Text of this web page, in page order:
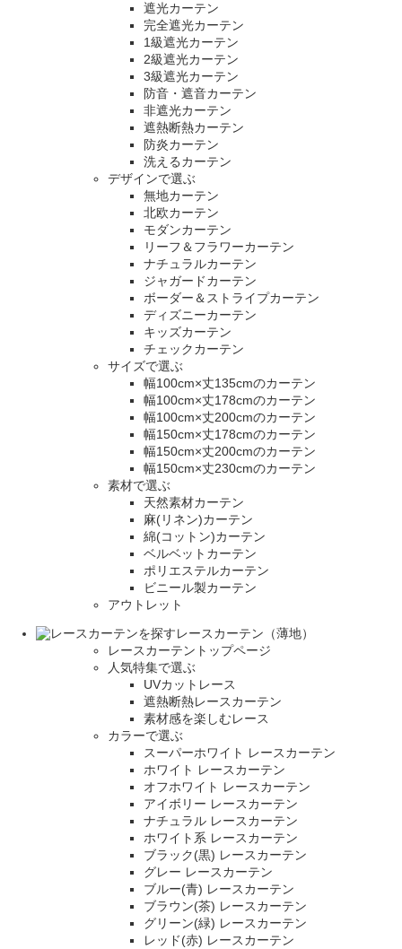
遮光カーテン
完全遮光カーテン
1級遮光カーテン
2級遮光カーテン
3級遮光カーテン
防音・遮音カーテン
非遮光カーテン
遮熱断熱カーテン
防炎カーテン
洗えるカーテン
デザインで選ぶ
無地カーテン
北欧カーテン
モダンカーテン
リーフ＆フラワーカーテン
ナチュラルカーテン
ジャガードカーテン
ボーダー＆ストライプカーテン
ディズニーカーテン
キッズカーテン
チェックカーテン
サイズで選ぶ
幅100cm×丈135cmのカーテン
幅100cm×丈178cmのカーテン
幅100cm×丈200cmのカーテン
幅150cm×丈178cmのカーテン
幅150cm×丈200cmのカーテン
幅150cm×丈230cmのカーテン
素材で選ぶ
天然素材カーテン
麻(リネン)カーテン
綿(コットン)カーテン
ベルベットカーテン
ポリエステルカーテン
ビニール製カーテン
アウトレット
レースカーテン（薄地）
レースカーテントップページ
人気特集で選ぶ
UVカットレース
遮熱断熱レースカーテン
素材感を楽しむレース
カラーで選ぶ
スーパーホワイト レースカーテン
ホワイト レースカーテン
オフホワイト レースカーテン
アイボリー レースカーテン
ナチュラル レースカーテン
ホワイト系 レースカーテン
ブラック(黒) レースカーテン
グレー レースカーテン
ブルー(青) レースカーテン
ブラウン(茶) レースカーテン
グリーン(緑) レースカーテン
レッド(赤) レースカーテン